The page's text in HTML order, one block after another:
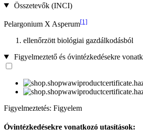
Összetevők (INCI)
Pelargonium X Asperum[1]
ellenőrzött biológiai gazdálkodásból
Figyelmeztető és óvintézkedésekre
Figyelmeztetés: Figyelem
Óvintézkedésekre vonatkozó utasítások: